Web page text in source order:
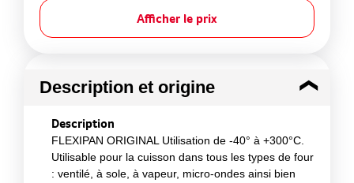
Afficher le prix
Description et origine
Description
FLEXIPAN ORIGINAL Utilisation de -40° à +300°C.
Utilisable pour la cuisson dans tous les types de four
: ventilé, à sole, à vapeur, micro-ondes ainsi bien